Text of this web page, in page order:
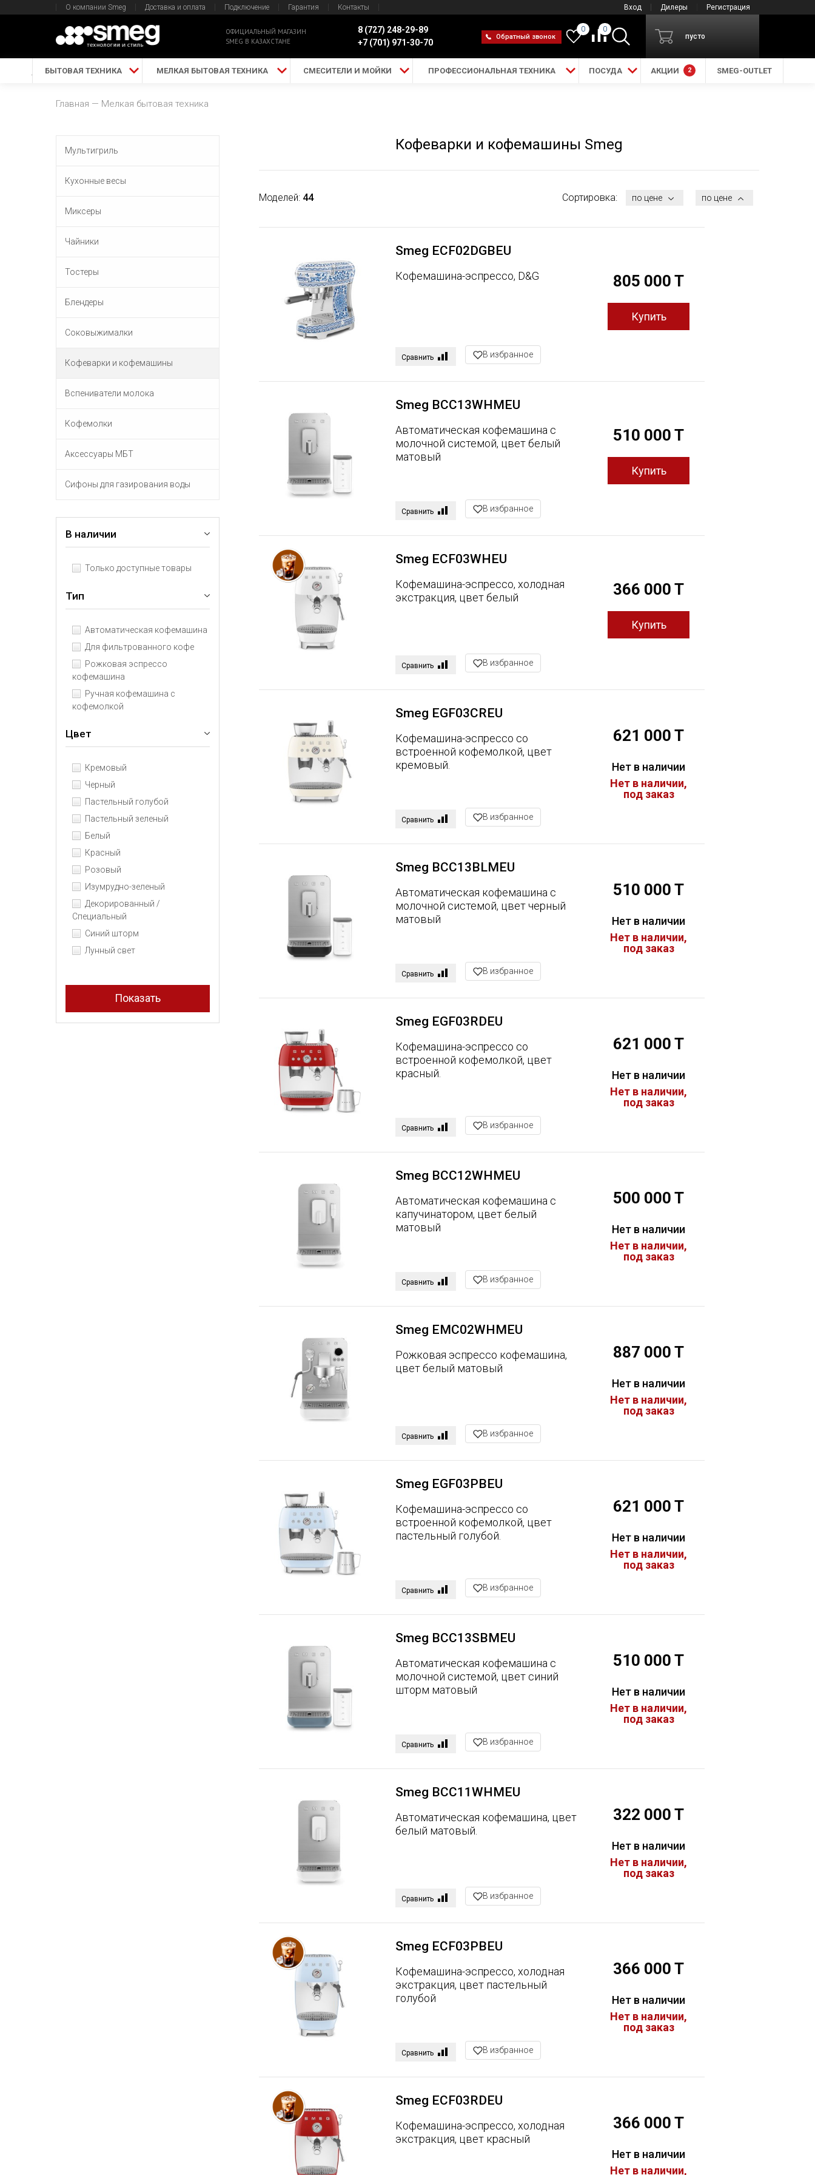
Вход Дилеры Регистрация
О компании Smeg Доставка и оплата Подключение Гарантия Контакты
ОФИЦИАЛЬНЫЙ МАГАЗИН
SMEG В КАЗАХСТАНЕ
8 (727) 248-29-89
+7 (701) 971-30-70
Обратный звонок
0
0
пусто
БЫТОВАЯ ТЕХНИКА МЕЛКАЯ БЫТОВАЯ ТЕХНИКА СМЕСИТЕЛИ И МОЙКИ ПРОФЕССИОНАЛЬНАЯ ТЕХНИКА ПОСУДА АКЦИИ 2 SMEG-OUTLET
Главная Мелкая бытовая техника
Мультигриль
Кухонные весы
Миксеры
Чайники
Тостеры
Блендеры
Соковыжималки
Кофеварки и кофемашины
Вспениватели молока
Кофемолки
Аксессуары МБТ
Сифоны для газирования воды
В наличии
Только доступные товары
Тип
Автоматическая кофемашина
Для фильтрованного кофе
Рожковая эспрессо
кофемашина
Ручная кофемашина с
кофемолкой
Цвет
Кремовый
Черный
Пастельный голубой
Пастельный зеленый
Белый
Красный
Розовый
Изумрудно-зеленый
Декорированный /
Специальный
Синий шторм
Лунный свет
Кофеварки и кофемашины Smeg
Моделей: 44 Сортировка: по цене по цене
Smeg ECF02DGBEU
Кофемашина-эспрессо, D&G
Сравнить В избранное
805 000 T
Smeg BCC13WHMEU
Автоматическая кофемашина с
молочной системой, цвет белый
матовый
Сравнить В избранное
510 000 T
Smeg ECF03WHEU
Кофемашина-эспрессо, холодная
экстракция, цвет белый
Сравнить В избранное
366 000 T
Smeg EGF03CREU
Кофемашина-эспрессо со
встроенной кофемолкой, цвет
кремовый.
Сравнить В избранное
621 000 T
Нет в наличии
Нет в наличии,
под заказ
Smeg BCC13BLMEU
Автоматическая кофемашина с
молочной системой, цвет черный
матовый
Сравнить В избранное
510 000 T
Нет в наличии
Нет в наличии,
под заказ
Smeg EGF03RDEU
Кофемашина-эспрессо со
встроенной кофемолкой, цвет
красный.
Сравнить В избранное
621 000 T
Нет в наличии
Нет в наличии,
под заказ
Smeg BCC12WHMEU
Автоматическая кофемашина с
капучинатором, цвет белый
матовый
Сравнить В избранное
500 000 T
Нет в наличии
Нет в наличии,
под заказ
Smeg EMC02WHMEU
Рожковая эспрессо кофемашина,
цвет белый матовый
Сравнить В избранное
887 000 T
Нет в наличии
Нет в наличии,
под заказ
Smeg EGF03PBEU
Кофемашина-эспрессо со
встроенной кофемолкой, цвет
пастельный голубой.
Сравнить В избранное
621 000 T
Нет в наличии
Нет в наличии,
под заказ
Smeg BCC13SBMEU
Автоматическая кофемашина с
молочной системой, цвет синий
шторм матовый
Сравнить В избранное
510 000 T
Нет в наличии
Нет в наличии,
под заказ
Smeg BCC11WHMEU
Автоматическая кофемашина, цвет
белый матовый.
Сравнить В избранное
322 000 T
Нет в наличии
Нет в наличии,
под заказ
Smeg ECF03PBEU
Кофемашина-эспрессо, холодная
экстракция, цвет пастельный
голубой
Сравнить В избранное
366 000 T
Нет в наличии
Нет в наличии,
под заказ
Smeg ECF03RDEU
Кофемашина-эспрессо, холодная
экстракция, цвет красный
366 000 T
Нет в наличии
Нет в наличии,